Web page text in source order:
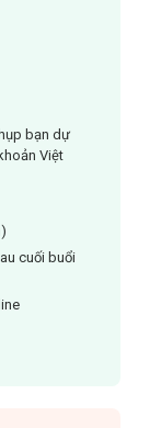
bạn dự
Việt
cuối buổi